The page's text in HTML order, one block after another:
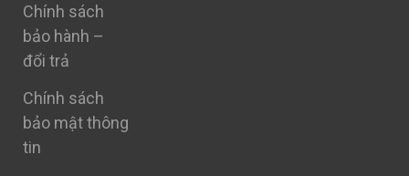
Chính sách
bảo hành –
đổi trả
Chính sách
bảo mật thông
tin